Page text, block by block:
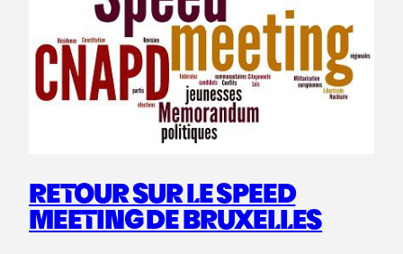
RETOUR SUR LE SPEED
MEETING DE BRUXELLES